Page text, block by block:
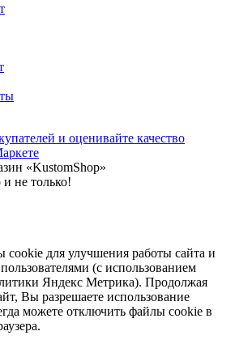
«KustomShop»
и не только!
для улучшения работы сайта и
(с использованием
Яндекс Метрика). Продолжая
Вы разрешаете использование
можете отключить файлы cookie в